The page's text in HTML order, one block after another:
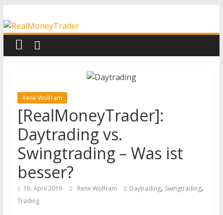
Inhalt
springen
RealMoneyTrader
Echtgeld-
Trading
René Wolfram
[RealMoneyTrader]:
Daytrading vs.
Swingtrading – Was ist
besser?
16. April 2019 Rene Wolfram Daytrading, Swingtrading,
Trading